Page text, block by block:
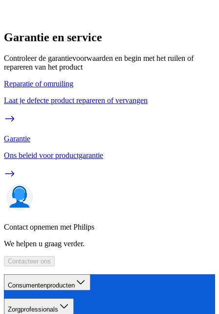
Garantie en service
Controleer de garantievoorwaarden en begin met het ruilen of
repareren van het product
Reparatie of omruiling
Laat je defecte product repareren of vervangen
Garantie
Ons beleid voor productgarantie
Contact opnemen met Philips
We helpen u graag verder.
Contacteer ons
Consumentenproducten
Zorgprofessionals